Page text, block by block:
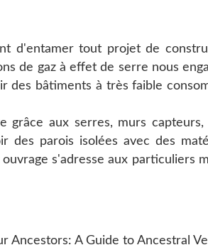
d'entamer tout projet de
de gaz à effet de serre nous
des bâtiments à très faible
aux serres, murs
parois isolées avec des
s'adresse aux particuliers
Ancestors: A Guide to Ancestral